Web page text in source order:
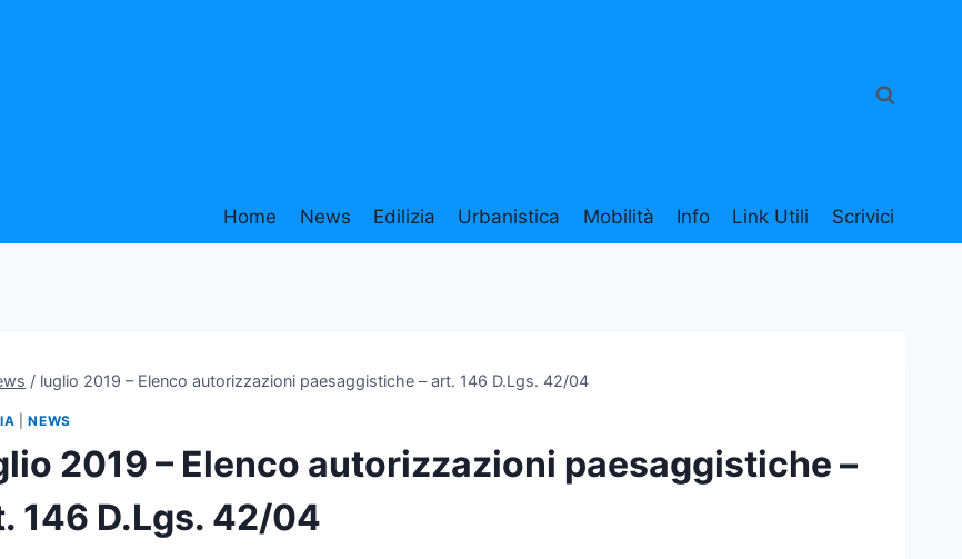
Home News Edilizia Urbanistica Mobilità Info Link Utili Scrivici
/ luglio 2019 – Elenco autorizzazioni paesaggistiche – art. 146 D.Lgs. 42/04
|NEWS
2019 – Elenco autorizzazioni paesaggistiche –
146 D.Lgs. 42/04